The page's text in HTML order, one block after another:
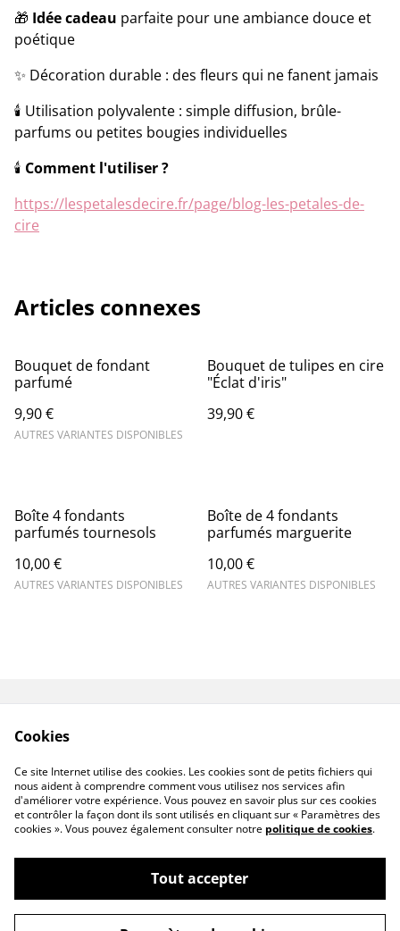
🎁 Idée cadeau parfaite pour une ambiance douce et
poétique
✨ Décoration durable : des fleurs qui ne fanent jamais
🕯 Utilisation polyvalente : simple diffusion, brûle-
parfums ou petites bougies individuelles
🕯️ Comment l'utiliser ?
https://lespetalesdecire.fr/page/blog-les-petales-de-
cire
Articles connexes
Bouquet de fondant
parfumé
9,90 €
AUTRES VARIANTES DISPONIBLES
Bouquet de tulipes en cire
"Éclat d'iris"
39,90 €
Boîte 4 fondants
parfumés tournesols
10,00 €
AUTRES VARIANTES DISPONIBLES
Boîte de 4 fondants
parfumés marguerite
10,00 €
AUTRES VARIANTES DISPONIBLES
confidentialité
©2026
Bougies artisanales & bouquet de fleurs en
cire
Cookies
Ce site Internet utilise des cookies. Les cookies sont de petits fichiers qui
nous aident à comprendre comment vous utilisez nos services afin
d'améliorer votre expérience. Vous pouvez en savoir plus sur ces cookies
et contrôler la façon dont ils sont utilisés en cliquant sur « Paramètres des
cookies ». Vous pouvez également consulter notre politique de cookies.
Tout accepter